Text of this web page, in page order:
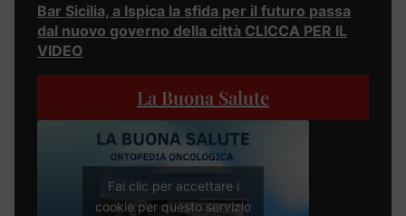
Bar Sicilia, a Ispica la sfida per il futuro passa
dal nuovo governo della città CLICCA PER IL
VIDEO
La Buona Salute
Fai clic per accettare i
cookie per questo servizio